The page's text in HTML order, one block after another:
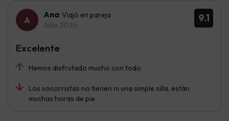
9.1
Ana Viajó en pareja
Julio 2026
Hemos disfrutado mucho con todo
Los socorristas no tienen ni una simple silla, están
muchas horas de pie
Excelente